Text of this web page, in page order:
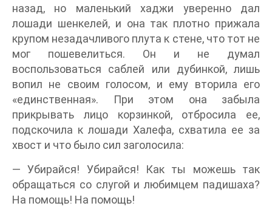
назад, но маленький хаджи уверенно дал
лошади шенкелей, и она так плотно прижала
крупом незадачливого плута к стене, что тот не
мог пошевелиться. Он и не думал
воспользоваться саблей или дубинкой, лишь
вопил не своим голосом, и ему вторила его
«единственная». При этом она забыла
прикрывать лицо корзинкой, отбросила ее,
подскочила к лошади Халефа, схватила ее за
хвост и что было сил заголосила:
— Убирайся! Убирайся! Как ты можешь так
обращаться со слугой и любимцем падишаха?
На помощь! На помощь!